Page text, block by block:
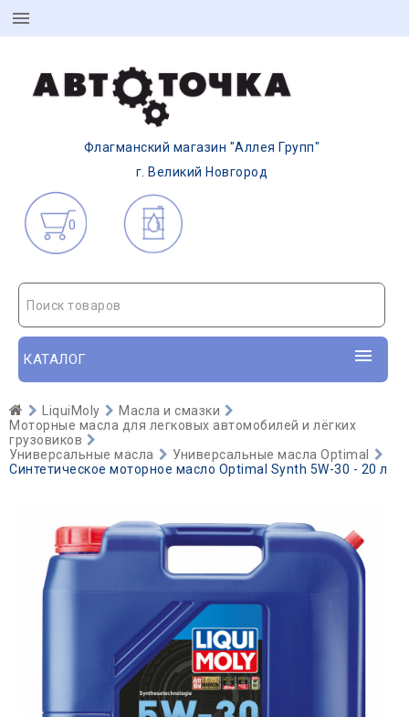
Флагманский магазин "Аллея Групп"
г. Великий Новгород
0
Поиск товаров
КАТАЛОГ
LiquiMoly
Масла и смазки
Моторные масла для легковых автомобилей и лёгких
грузовиков
Универсальные масла
Универсальные масла Optimal
Синтетическое моторное масло Optimal Synth 5W-30 - 20 л